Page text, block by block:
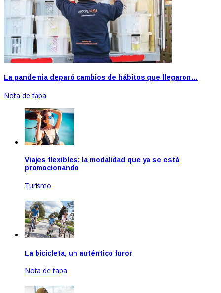
La pandemia deparó cambios de hábitos que llegaron…
Nota de tapa
Viajes flexibles: la modalidad que ya se está
promocionando
Turismo
La bicicleta, un auténtico furor
Nota de tapa